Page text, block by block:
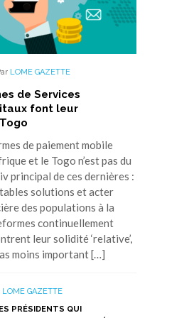
LOME GAZETTE
de Services
font leur
de paiement mobile
et le Togo n’est pas du
principal de ces dernières :
solutions et acter
des populations à la
continuellement
leur solidité ‘relative’,
moins important […]
LOME GAZETTE
PRÉSIDENTS QUI